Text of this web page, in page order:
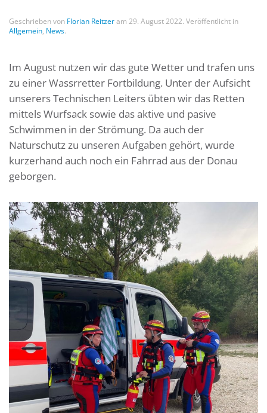
Geschrieben von Florian Reitzeram 29. August 2022. Veröffentlicht in
Allgemein, News.
Im August nutzen wir das gute Wetter und trafen uns
zu einer Wassrretter Fortbildung. Unter der Aufsicht
unserers Technischen Leiters übten wir das Retten
mittels Wurfsack sowie das aktive und pasive
Schwimmen in der Strömung. Da auch der
Naturschutz zu unseren Aufgaben gehört, wurde
kurzerhand auch noch ein Fahrrad aus der Donau
geborgen.